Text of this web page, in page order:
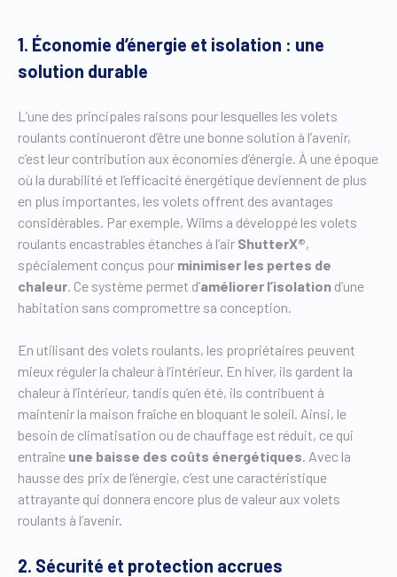
1. Économie d’énergie et isolation : une
solution durable
L’une des principales raisons pour lesquelles les volets
roulants continueront d’être une bonne solution à l’avenir,
c’est leur contribution aux économies d’énergie. À une époque
où la durabilité et l’efficacité énergétique deviennent de plus
en plus importantes, les volets offrent des avantages
considérables. Par exemple, Wilms a développé les volets
roulants encastrables étanches à l’air ShutterX®,
spécialement conçus pour minimiser les pertes de
chaleur. Ce système permet d’améliorer l’isolation d’une
habitation sans compromettre sa conception.
En utilisant des volets roulants, les propriétaires peuvent
mieux réguler la chaleur à l’intérieur. En hiver, ils gardent la
chaleur à l’intérieur, tandis qu’en été, ils contribuent à
maintenir la maison fraîche en bloquant le soleil. Ainsi, le
besoin de climatisation ou de chauffage est réduit, ce qui
entraîne une baisse des coûts énergétiques. Avec la
hausse des prix de l’énergie, c’est une caractéristique
attrayante qui donnera encore plus de valeur aux volets
roulants à l’avenir.
2. Sécurité et protection accrues